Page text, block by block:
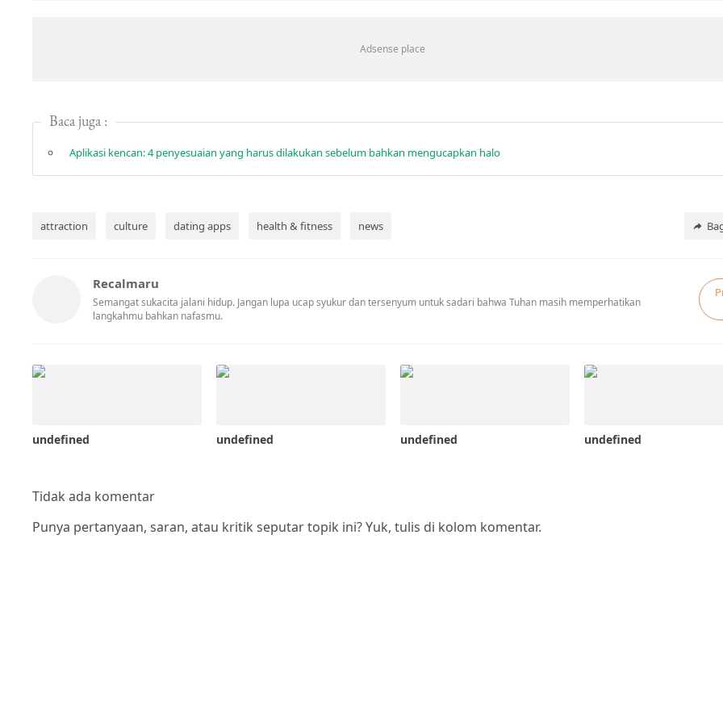
Baca juga :
Aplikasi kencan: 4 penyesuaian yang harus dilakukan sebelum bahkan mengucapkan halo
attraction culture dating apps health & fitness news
Recalmaru
Semangat sukacita jalani hidup. Jangan lupa ucap syukur dan tersenyum untuk sadari bahwa Tuhan masih memperhatikan
langkahmu bahkan nafasmu.
undefined undefined undefined undefined
Tidak ada komentar
Punya pertanyaan, saran, atau kritik seputar topik ini? Yuk, tulis di kolom komentar.